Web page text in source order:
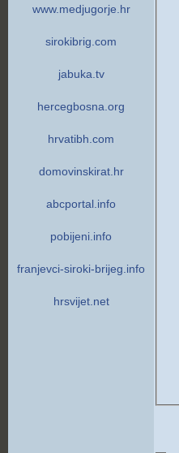
www.medjugorje.hr
sirokibrig.com
jabuka.tv
hercegbosna.org
hrvatibh.com
domovinskirat.hr
abcportal.info
pobijeni.info
franjevci-siroki-brijeg.info
hrsvijet.net